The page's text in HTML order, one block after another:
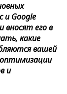
и Google
вносят его в
какие
вашей
и